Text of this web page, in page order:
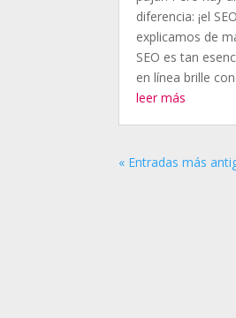
diferencia: ¡el
explicamos de
SEO es tan
en línea brille
leer más
« Entradas más